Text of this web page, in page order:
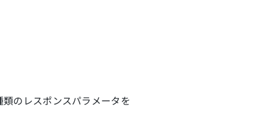
類のレスポンスパラメータを